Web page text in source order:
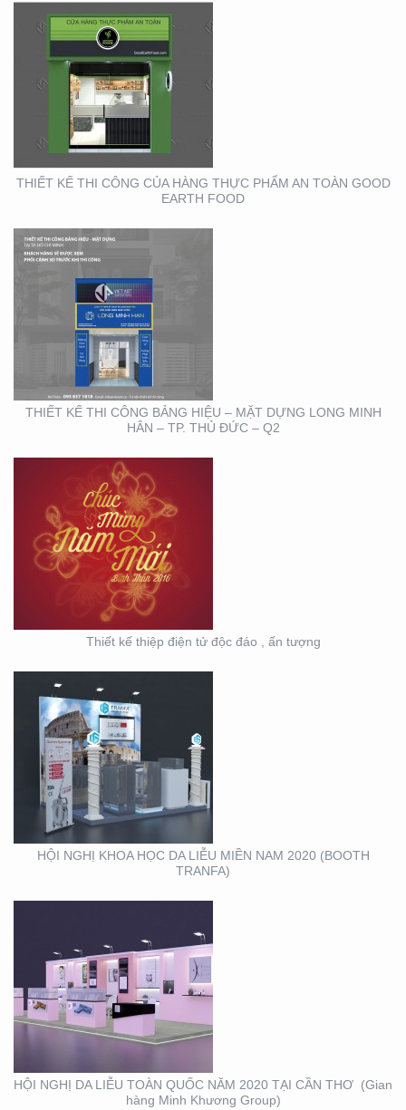
THIẾT KẾ THI CÔNG CỦA HÀNG THỰC PHẨM AN TOÀN GOOD
EARTH FOOD
THIẾT KẾ THI CÔNG
BẢNG HIỆU – MẶT
DỰNG LONG MINH HÂN
– TP. THỦ ĐỨC – Q2
THIẾT KẾ THI CÔNG BẢNG HIỆU – MẶT DỰNG LONG MINH
HÂN – TP. THỦ ĐỨC – Q2
THIẾT KẾ THIỆP ĐIỆN
TỬ ĐỘC ĐÁO , ẤN
TƯỢNG
Thiết kế thiệp điện tử độc đáo , ấn tượng
HỘI NGHỊ KHOA HỌC
DA LIỄU MIỀN NAM 2020
(BOOTH TRANFA)
HỘI NGHỊ KHOA HỌC DA LIỄU MIỀN NAM 2020 (BOOTH
TRANFA)
HỘI NGHỊ DA LIỄU
TOÀN QUỐC NĂM 2020
TẠI CẦN THƠ (GIAN
HÀNG MINH KHƯƠNG
GROUP)
HỘI NGHỊ DA LIỄU TOÀN QUỐC NĂM 2020 TẠI CẦN THƠ (Gian
hàng Minh Khương Group)
THIẾT KẾ – THI CÔNG
KỆ TRƯNG BÀY SẢN
PHẨM O’FOOD